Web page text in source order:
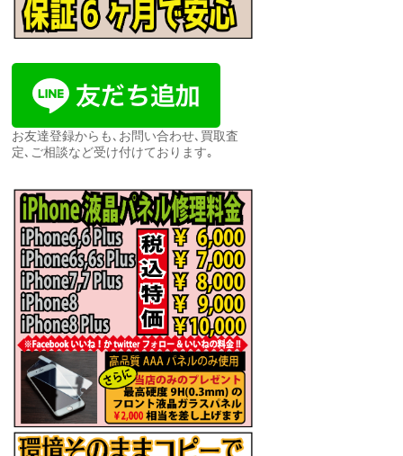
お友達登録からも､お問い合わせ､買取査
定､ご相談など受け付けております｡